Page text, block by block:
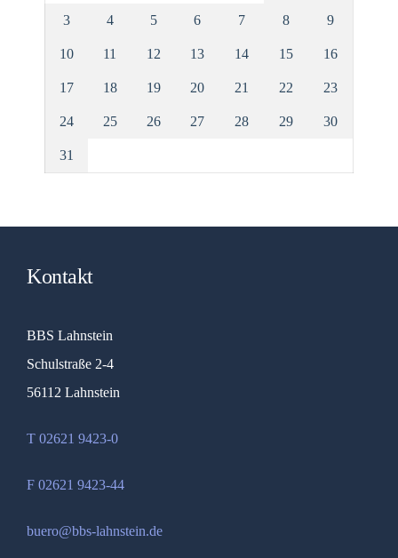
3 4 5 6 7 8 9
10 11 12 13 14 15 16
17 18 19 20 21 22 23
24 25 26 27 28 29 30
31
Kontakt
BBS Lahnstein
Schulstraße 2-4
56112 Lahnstein
T 02621 9423-0
F 02621 9423-44
buero@bbs-lahnstein.de